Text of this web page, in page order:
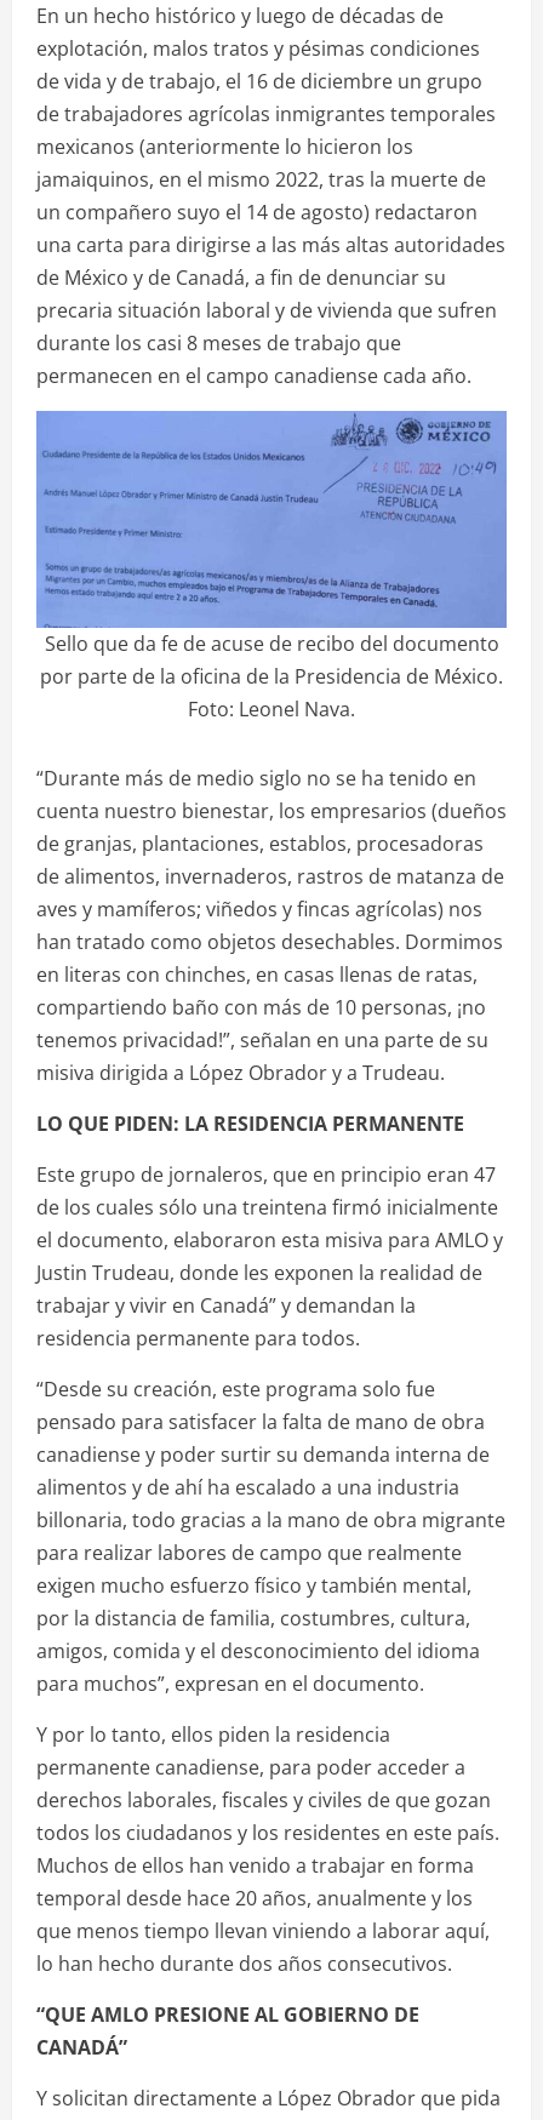
En un hecho histórico y luego de décadas de
explotación, malos tratos y pésimas condiciones
de vida y de trabajo, el 16 de diciembre un grupo
de trabajadores agrícolas inmigrantes temporales
mexicanos (anteriormente lo hicieron los
jamaiquinos, en el mismo 2022, tras la muerte de
un compañero suyo el 14 de agosto) redactaron
una carta para dirigirse a las más altas autoridades
de México y de Canadá, a fin de denunciar su
precaria situación laboral y de vivienda que sufren
durante los casi 8 meses de trabajo que
permanecen en el campo canadiense cada año.
Sello que da fe de acuse de recibo del documento
por parte de la oficina de la Presidencia de México.
Foto: Leonel Nava.
“Durante más de medio siglo no se ha tenido en
cuenta nuestro bienestar, los empresarios (dueños
de granjas, plantaciones, establos, procesadoras
de alimentos, invernaderos, rastros de matanza de
aves y mamíferos; viñedos y fincas agrícolas) nos
han tratado como objetos desechables. Dormimos
en literas con chinches, en casas llenas de ratas,
compartiendo baño con más de 10 personas, ¡no
tenemos privacidad!”, señalan en una parte de su
misiva dirigida a López Obrador y a Trudeau.
LO QUE PIDEN: LA RESIDENCIA PERMANENTE
Este grupo de jornaleros, que en principio eran 47
de los cuales sólo una treintena firmó inicialmente
el documento, elaboraron esta misiva para AMLO y
Justin Trudeau, donde les exponen la realidad de
trabajar y vivir en Canadá” y demandan la
residencia permanente para todos.
“Desde su creación, este programa solo fue
pensado para satisfacer la falta de mano de obra
canadiense y poder surtir su demanda interna de
alimentos y de ahí ha escalado a una industria
billonaria, todo gracias a la mano de obra migrante
para realizar labores de campo que realmente
exigen mucho esfuerzo físico y también mental,
por la distancia de familia, costumbres, cultura,
amigos, comida y el desconocimiento del idioma
para muchos”, expresan en el documento.
Y por lo tanto, ellos piden la residencia
permanente canadiense, para poder acceder a
derechos laborales, fiscales y civiles de que gozan
todos los ciudadanos y los residentes en este país.
Muchos de ellos han venido a trabajar en forma
temporal desde hace 20 años, anualmente y los
que menos tiempo llevan viniendo a laborar aquí,
lo han hecho durante dos años consecutivos.
“QUE AMLO PRESIONE AL GOBIERNO DE
CANADÁ”
Y solicitan directamente a López Obrador que pida